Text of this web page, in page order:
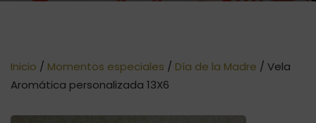
Inicio / Momentos especiales / Día de la Madre / Vela
Aromática personalizada 13X6